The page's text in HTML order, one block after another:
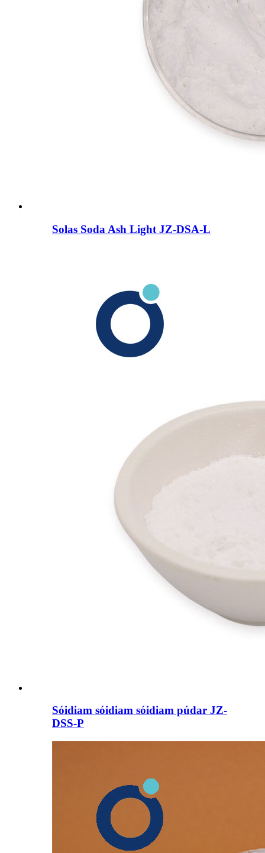
Solas Soda Ash Light JZ-DSA-L
Sóidiam sóidiam sóidiam púdar JZ-
DSS-P